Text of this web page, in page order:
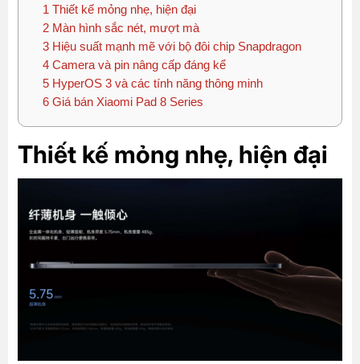
1 Thiết kế mỏng nhẹ, hiện đại
2 Màn hình sắc nét, mượt mà
3 Hiệu suất mạnh mẽ với bộ đôi chip Snapdragon
4 Camera và pin nâng cấp đáng kể
5 HyperOS 3 và các tính năng thông minh
6 Giá bán Xiaomi Pad 8 Series
Thiết kế mỏng nhẹ, hiện đại